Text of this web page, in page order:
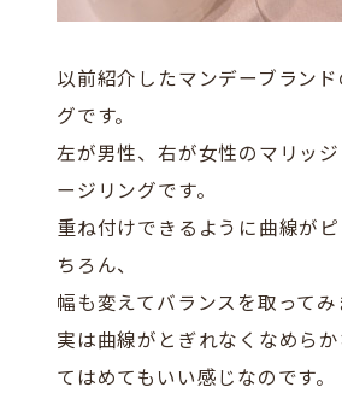
以前紹介したマンデーブラン
グです。
左が男性、右が女性のマリッ
ージリングです。
重ね付けできるように曲線が
ちろん、
幅も変えてバランスを取ってみ
実は曲線がとぎれなくなめら
てはめてもいい感じなのです。